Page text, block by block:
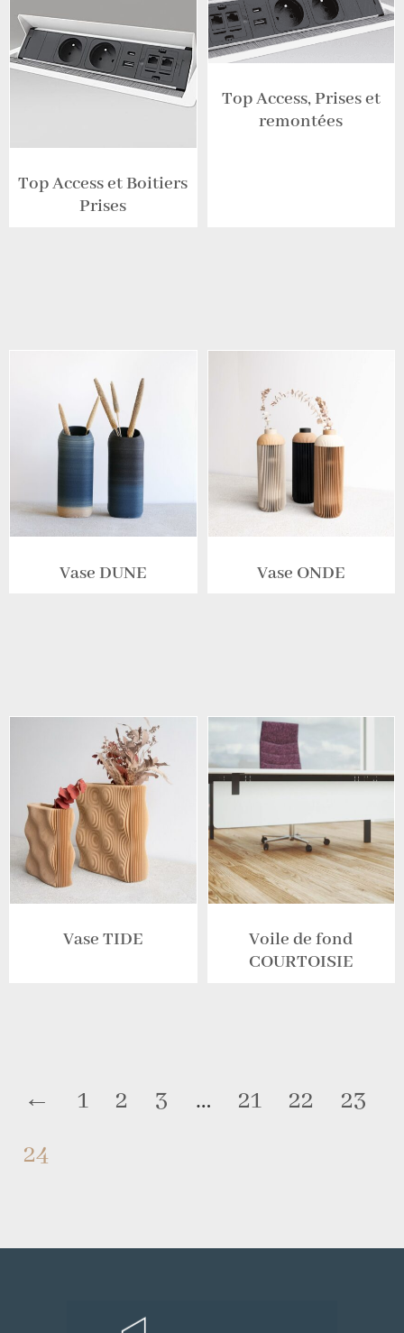
Top Access et Boitiers
Prises
Top Access, Prises et
remontées
Vase DUNE Vase ONDE
Vase TIDE
Voile de fond
COURTOISIE
← 1 2 3 … 21 22
23
24